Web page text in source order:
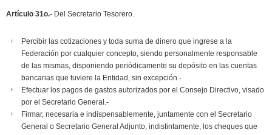
Artículo 31o.- Del Secretario Tesorero.
Percibir las cotizaciones y toda suma de dinero que ingrese a la
Federación por cualquier concepto, siendo personalmente responsable
de las mismas, disponiendo periódicamente su depósito en las cuentas
bancarias que tuviere la Entidad, sin excepción.-
Efectuar los pagos de gastos autorizados por el Consejo Directivo, visado
por el Secretario General.-
Firmar, necesaria e indispensablemente, juntamente con el Secretario
General o Secretario General Adjunto, indistintamente, los cheques que